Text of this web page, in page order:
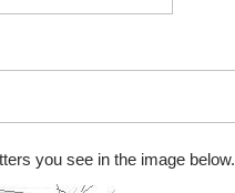
you see in the image below.